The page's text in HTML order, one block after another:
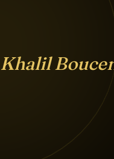
Khalil